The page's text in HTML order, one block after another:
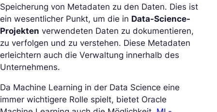
Speicherung von Metadaten zu den Daten. Dies ist
ein wesentlicher Punkt, um die in Data-Science-
Projekten verwendeten Daten zu dokumentieren,
zu verfolgen und zu verstehen. Diese Metadaten
erleichtern auch die Verwaltung innerhalb des
Unternehmens.
Da Machine Learning in der Data Science eine
immer wichtigere Rolle spielt, bietet Oracle